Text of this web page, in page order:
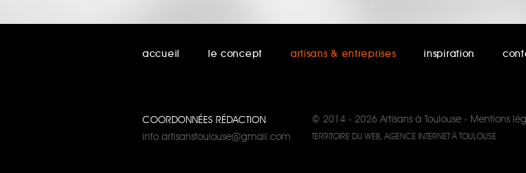
accueil le concept artisans & entreprises inspiration
COORDONNÉES RÉDACTION
info.artisanstoulouse@gmail.com
© 2014 - 2026 Artisans à Toulouse - Mentions
TERRITOIRE DU WEB, AGENCE INTERNET À TOULOUSE